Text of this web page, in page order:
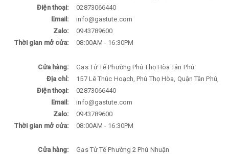
Điện thoại:
02873066440
Email:
info@gastute.com
Zalo:
0943789600
Thời gian mở cửa:
08:00AM - 16:30PM
Cửa hàng:
Gas Tử Tế Phường Phú Thọ Hòa Tân Phú
Địa chỉ:
157 Lê Thúc Hoạch, Phú Thọ Hòa, Quận Tân Phú,
Điện thoại:
02873066440
Email:
info@gastute.com
Zalo:
0943789600
Thời gian mở cửa:
08:00AM - 16:30PM
Cửa hàng:
Gas Tử Tế Phường 2 Phú Nhuận